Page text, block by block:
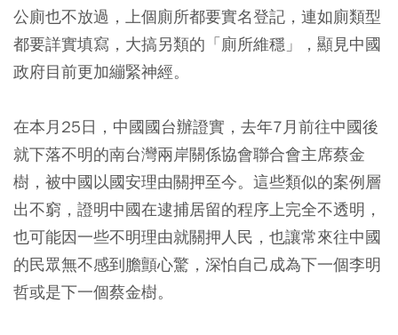
公廁也不放過，上個廁所都要實名登記，連如廁類型
都要詳實填寫，大搞另類的「廁所維穩」，顯見中國
政府目前更加繃緊神經。
在本月25日，中國國台辦證實，去年7月前往中國後
就下落不明的南台灣兩岸關係協會聯合會主席蔡金
樹，被中國以國安理由關押至今。這些類似的案例層
出不窮，證明中國在逮捕居留的程序上完全不透明，
也可能因一些不明理由就關押人民，也讓常來往中國
的民眾無不感到膽顫心驚，深怕自己成為下一個李明
哲或是下一個蔡金樹。